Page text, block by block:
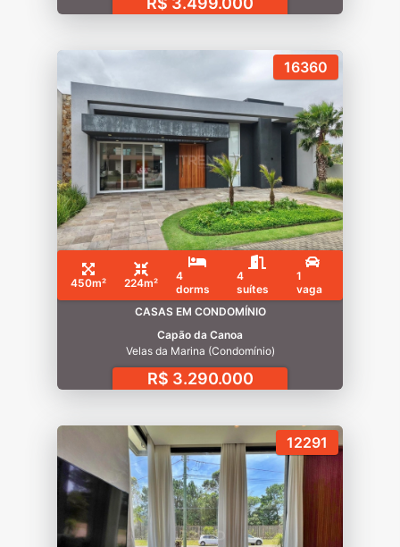
16360
450m² 224m²
4
dorms
4
suítes
1
vaga
CASAS EM CONDOMÍNIO
Capão da Canoa
Velas da Marina (Condomínio)
R$ 3.290.000
12291